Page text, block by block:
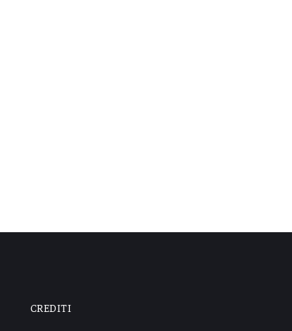
CREDITI